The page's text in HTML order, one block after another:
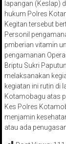
lapangan (Keslap)
hukum Polres
Kegitan tersebut
Personil
pmberian vitamin
pengamanan
Briptu Sukri
melaksanakan
kegiatan ini rutin di
Kotamobagu atas
Kes Polres
menjamin
atau ada